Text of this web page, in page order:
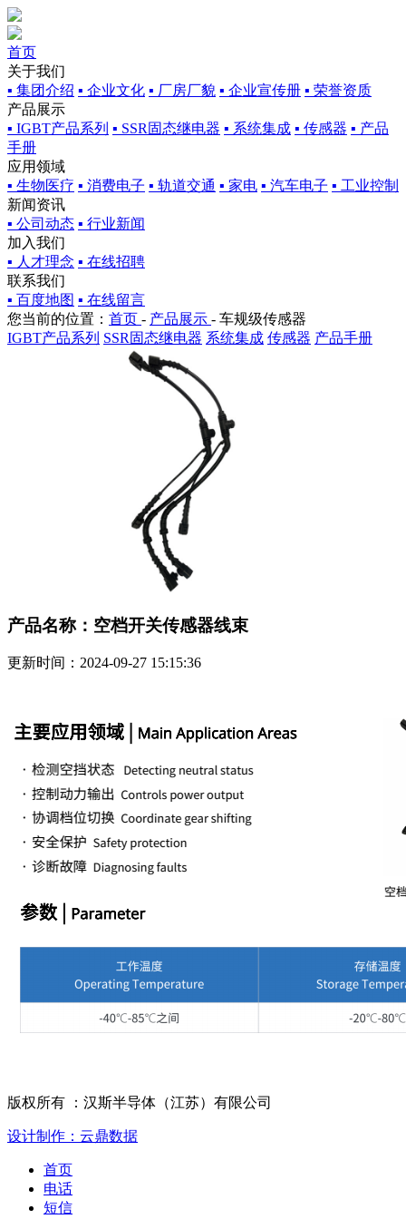
首页
关于我们
▪ 集团介绍 ▪ 企业文化 ▪ 厂房厂貌 ▪ 企业宣传册 ▪ 荣誉资质
产品展示
▪ IGBT产品系列 ▪ SSR固态继电器 ▪ 系统集成 ▪ 传感器 ▪ 产品
手册
应用领域
▪ 生物医疗 ▪ 消费电子 ▪ 轨道交通 ▪ 家电 ▪ 汽车电子 ▪ 工业控制
新闻资讯
▪ 公司动态 ▪ 行业新闻
加入我们
▪ 人才理念 ▪ 在线招聘
联系我们
▪ 百度地图 ▪ 在线留言
您当前的位置： 首页 - 产品展示 - 车规级传感器
IGBT产品系列 SSR固态继电器 系统集成 传感器 产品手册
产品名称：空档开关传感器线束
更新时间：2024-09-27 15:15:36
版权所有 ：汉斯半导体（江苏）有限公司
设计制作：云鼎数据
首页
电话
短信